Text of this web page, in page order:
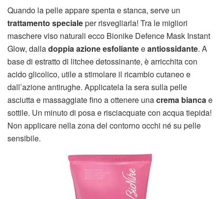
Quando la pelle appare spenta e stanca, serve un
trattamento specialeper risvegliarla! Tra le migliori
maschere viso naturali ecco Bionike Defence Mask Instant
Glow, dalladoppia azioneesfolianteeantiossidante. A
base di estratto di litchee detossinante, è arricchita con
acido glicolico, utile a stimolare il ricambio cutaneo e
dall’azione antirughe. Applicatela la sera sulla pelle
asciutta e massaggiate fino a ottenere unacrema biancae
sottile. Un minuto di posa e risciacquate con acqua tiepida!
Non applicare nella zona del contorno occhi né su pelle
sensibile.